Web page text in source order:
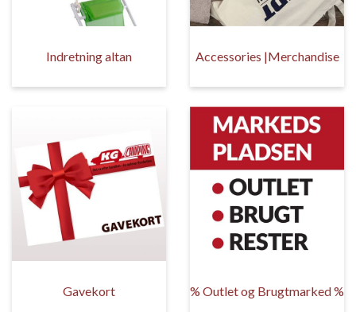
Indretning altan Accessories |Merchandise
Gavekort % Outlet og Brugtmarked %